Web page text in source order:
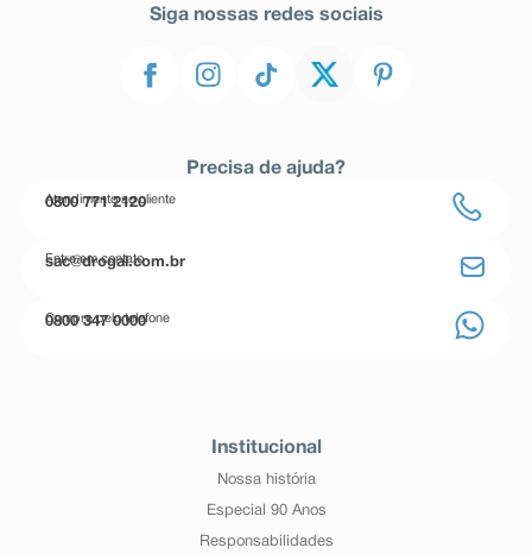
Siga nossas redes sociais
Precisa de ajuda?
Atendimento ao cliente
0800 771 2120
Entre em contato
sac@drogal.com.br
Compre pelo telefone
0800 347 0000
Institucional
Nossa história
Especial 90 Anos
Responsabilidades